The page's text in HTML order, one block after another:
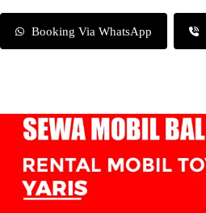
Booking Via WhatsApp